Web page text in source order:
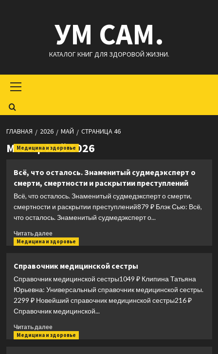
УМ САМ.
КАТАЛОГ КНИГ ДЛЯ ЗДОРОВОЙ ЖИЗНИ.
меню
ГЛАВНАЯ 2026 МАЙ СТРАНИЦА 46
Месяц:Май 2026
Медицина и здоровье
Всё, что осталось. Знаменитый судмедэксперт о
смерти, смертности и раскрытии преступлений
Всё, что осталось. Знаменитый судмедэксперт о смерти,
смертности и раскрытии преступлений879 ₽ Блэк Сью: Всё,
что осталось. Знаменитый судмедэксперт о...
Читать далееПрочитать
больше
что
осталось.
Знаменитый
судмедэксперт
смерти,
смертности
и
Медицина и здоровье
Справочник медицинской сестры
Справочник медицинской сестры1049 ₽ Клипина Татьяна
Юрьевна: Универсальный справочник медицинской сестры.
2299 ₽ Новейший справочник медицинской сестры216 ₽
Справочник медицинской...
Читать далееПрочитать
больше
Медицина и здоровье